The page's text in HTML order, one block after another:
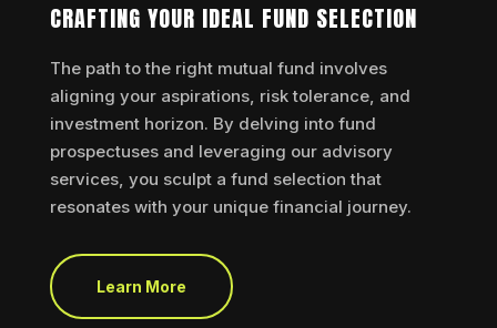
CRAFTING YOUR IDEAL FUND SELECTION
The path to the right mutual fund involves
aligning your aspirations, risk tolerance, and
investment horizon. By delving into fund
prospectuses and leveraging our advisory
services, you sculpt a fund selection that
resonates with your unique financial journey.
Learn More